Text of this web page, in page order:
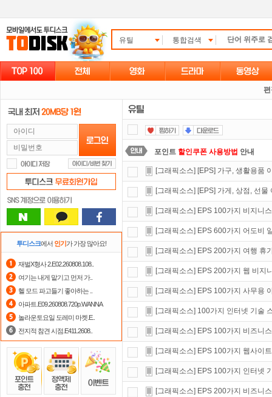
유틸 통합검색
투디스크에서 인기가 가장 많아요!
재벌X형사 2.E02.260808.108..
여기는 내게 맡기고 먼저 가..
헬 모드 파고들기 좋아하는 ..
아파트.E09.260808.720p.WANNA
놀라운토요일 도레미 마켓.E..
전지적 참견 시점.E411.2608..
포인트 할인쿠폰 사용방법 안내
요즘 뭐가 재밌지?고민되면 눌러봐!
자녀보호기능으로 가족과 함께 투디
정액제할인쿠폰 사용방법안내
스마트TV로 투디스크영화,드라마,
숨어있는 카드 마일리지 조회하고
[그래픽소스] [EPS] 가구, 생활용품
[그래픽소스] [EPS] 가게, 상점, 선물
[그래픽소스] EPS 100가지 비지니
[그래픽소스] EPS 600가지 어도비
[그래픽소스] EPS 200가지 여행 휴
[그래픽소스] EPS 200가지 웹 비지
[그래픽소스] EPS 100가지 사무용
[그래픽소스] 100가지 인터넷 기술
[그래픽소스] EPS 100가지 비즈니
[그래픽소스] EPS 100가지 웹사이
[그래픽소스] EPS 100가지 인터넷
[그래픽소스] EPS 200가지 비즈니